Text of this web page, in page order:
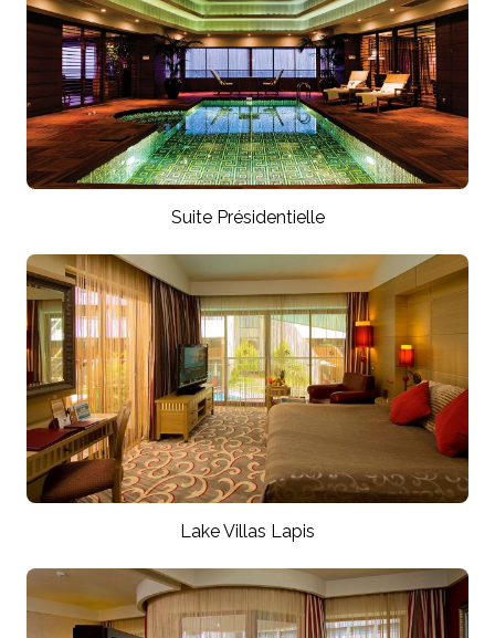
Suite Présidentielle
Lake Villas Lapis